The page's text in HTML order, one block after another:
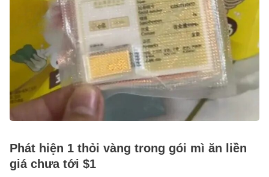
Phát hiện 1 thỏi vàng trong gói mì ăn liền
giá chưa tới $1